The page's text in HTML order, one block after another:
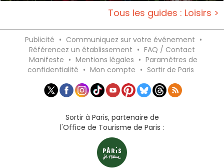
Tous les guides : Loisirs >
Publicité • Communiquez sur votre événement •
Référencez un établissement • FAQ / Contact
Manifeste • Mentions légales • Paramètres de
confidentialité • Mon compte • Sortir de Paris
Sortir à Paris, partenaire de
l'Office de Tourisme de Paris :